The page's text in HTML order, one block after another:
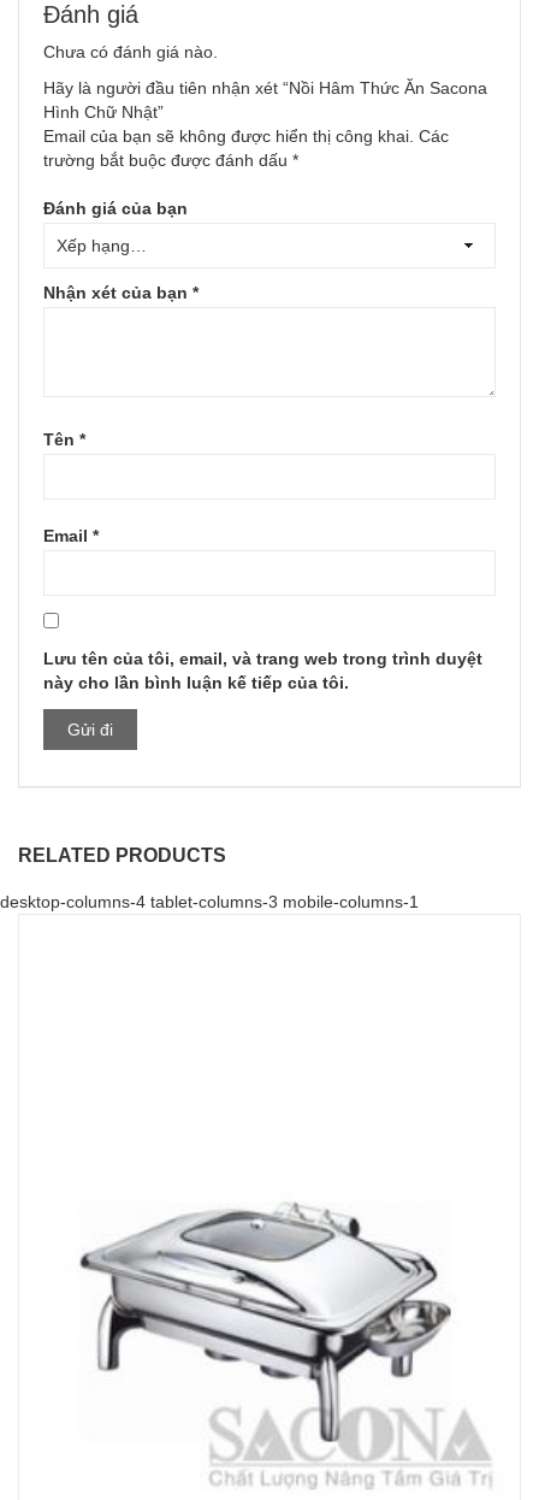
Đánh giá
Chưa có đánh giá nào.
Hãy là người đầu tiên nhận xét “Nồi Hâm Thức Ăn Sacona
Hình Chữ Nhật”
Email của bạn sẽ không được hiển thị công khai. Các
trường bắt buộc được đánh dấu *
Đánh giá của bạn
Nhận xét của bạn *
Tên *
Email *
Lưu tên của tôi, email, và trang web trong trình duyệt
này cho lần bình luận kế tiếp của tôi.
RELATED PRODUCTS
desktop-columns-4 tablet-columns-3 mobile-columns-1